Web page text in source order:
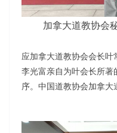
加拿大道教协会
应加拿大道教协会会长
李光富亲自为叶会长所
序。中国道教协会加拿大